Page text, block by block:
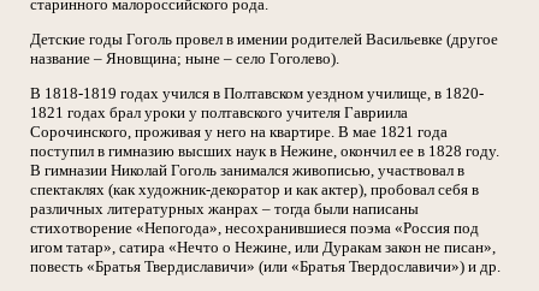
старинного малороссийского рода.
Детские годы Гоголь провел в имении родителей Васильевке (другое
название – Яновщина; ныне – село Гоголево).
В 1818-1819 годах учился в Полтавском уездном училище, в 1820-
1821 годах брал уроки у полтавского учителя Гавриила
Сорочинского, проживая у него на квартире. В мае 1821 года
поступил в гимназию высших наук в Нежине, окончил ее в 1828 году.
В гимназии Николай Гоголь занимался живописью, участвовал в
спектаклях (как художник-декоратор и как актер), пробовал себя в
различных литературных жанрах – тогда были написаны
стихотворение «Непогода», несохранившиеся поэма «Россия под
игом татар», сатира «Нечто о Нежине, или Дуракам закон не писан»,
повесть «Братья Твердиславичи» (или «Братья Твердославичи») и др.